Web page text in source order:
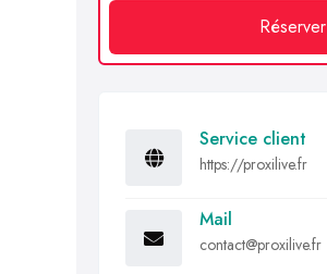
Réserver
Service client
https://proxilive.fr
Mail
contact@proxilive.fr